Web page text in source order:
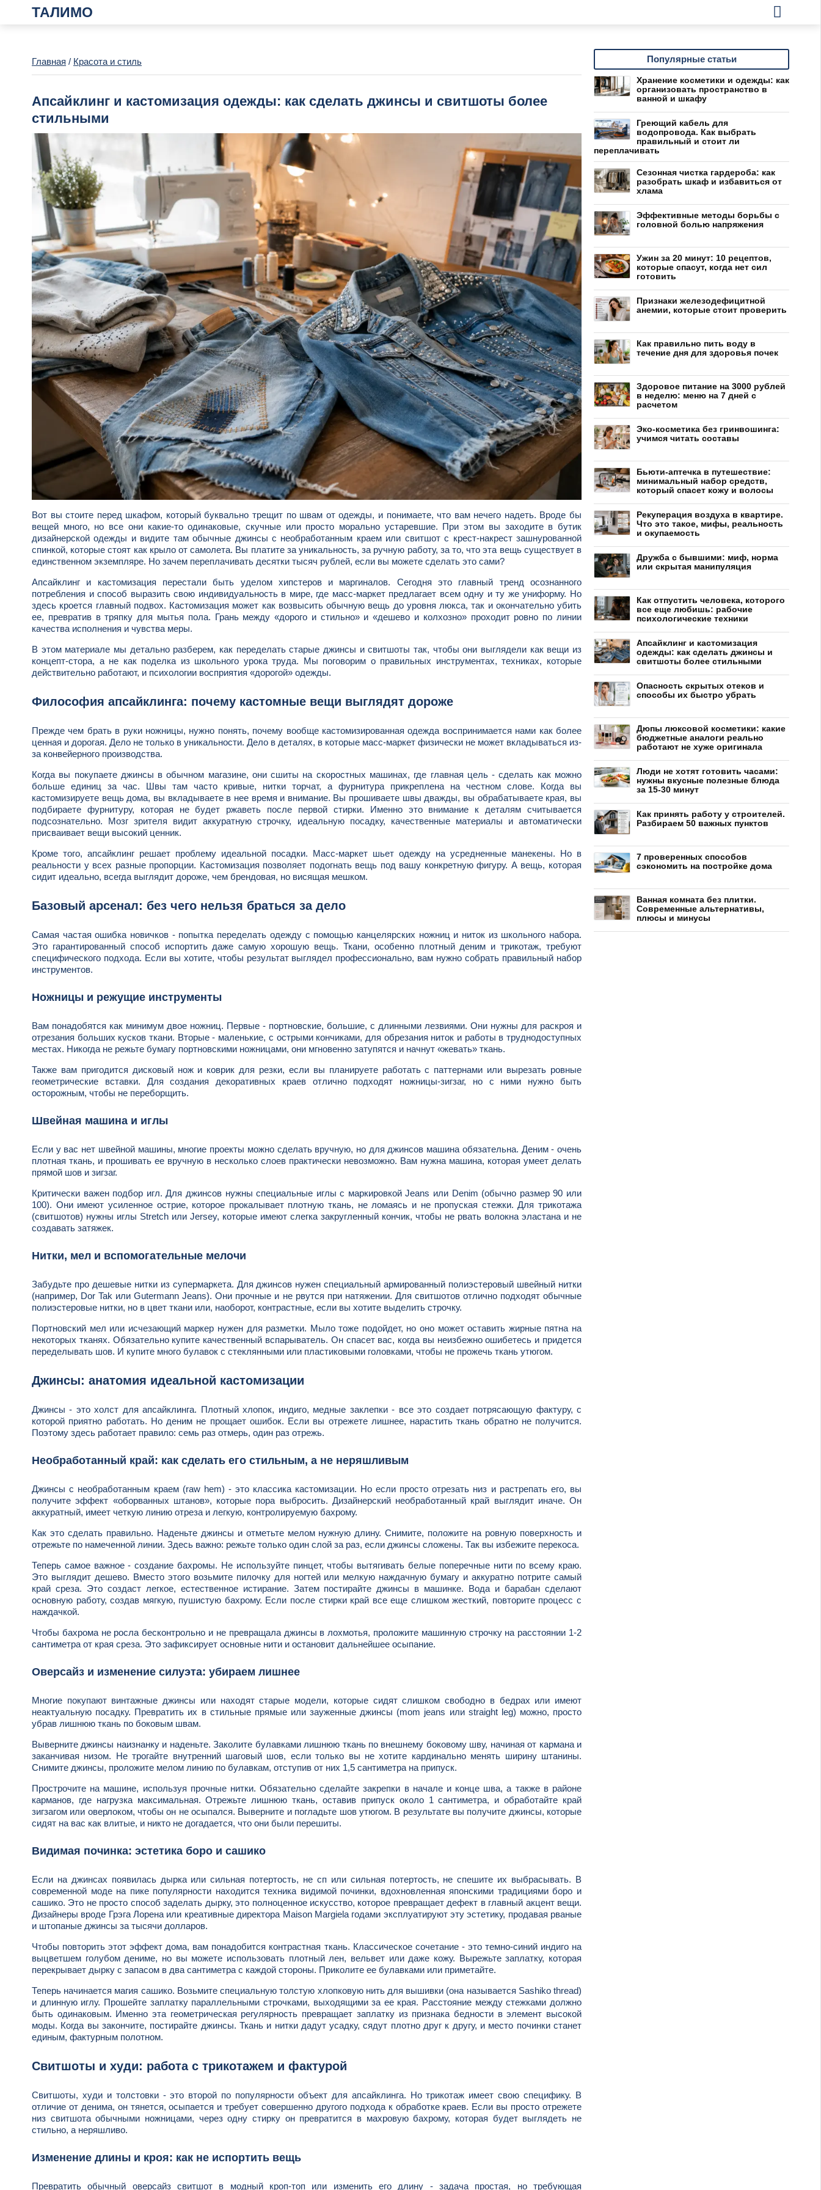
ТАЛИМО
Главная / Красота и стиль
Апсайклинг и кастомизация одежды: как сделать джинсы и свитшоты более
стильными
Вот вы стоите перед шкафом, который буквально трещит по швам от одежды, и понимаете, что вам нечего надеть. Вроде бы
вещей много, но все они какие-то одинаковые, скучные или просто морально устаревшие. При этом вы заходите в бутик
дизайнерской одежды и видите там обычные джинсы с необработанным краем или свитшот с крест-накрест зашнурованной
спинкой, которые стоят как крыло от самолета. Вы платите за уникальность, за ручную работу, за то, что эта вещь существует в
единственном экземпляре. Но зачем переплачивать десятки тысяч рублей, если вы можете сделать это сами?
Апсайклинг и кастомизация перестали быть уделом хипстеров и маргиналов. Сегодня это главный тренд осознанного
потребления и способ выразить свою индивидуальность в мире, где масс-маркет предлагает всем одну и ту же униформу. Но
здесь кроется главный подвох. Кастомизация может как возвысить обычную вещь до уровня люкса, так и окончательно убить
ее, превратив в тряпку для мытья пола. Грань между «дорого и стильно» и «дешево и колхозно» проходит ровно по линии
качества исполнения и чувства меры.
В этом материале мы детально разберем, как переделать старые джинсы и свитшоты так, чтобы они выглядели как вещи из
концепт-стора, а не как поделка из школьного урока труда. Мы поговорим о правильных инструментах, техниках, которые
действительно работают, и психологии восприятия «дорогой» одежды.
Философия апсайклинга: почему кастомные вещи выглядят дороже
Прежде чем брать в руки ножницы, нужно понять, почему вообще кастомизированная одежда воспринимается нами как более
ценная и дорогая. Дело не только в уникальности. Дело в деталях, в которые масс-маркет физически не может вкладываться из-
за конвейерного производства.
Когда вы покупаете джинсы в обычном магазине, они сшиты на скоростных машинах, где главная цель - сделать как можно
больше единиц за час. Швы там часто кривые, нитки торчат, а фурнитура прикреплена на честном слове. Когда вы
кастомизируете вещь дома, вы вкладываете в нее время и внимание. Вы прошиваете швы дважды, вы обрабатываете края, вы
подбираете фурнитуру, которая не будет ржаветь после первой стирки. Именно это внимание к деталям считывается
подсознательно. Мозг зрителя видит аккуратную строчку, идеальную посадку, качественные материалы и автоматически
присваивает вещи высокий ценник.
Кроме того, апсайклинг решает проблему идеальной посадки. Масс-маркет шьет одежду на усредненные манекены. Но в
реальности у всех разные пропорции. Кастомизация позволяет подогнать вещь под вашу конкретную фигуру. А вещь, которая
сидит идеально, всегда выглядит дороже, чем брендовая, но висящая мешком.
Базовый арсенал: без чего нельзя браться за дело
Самая частая ошибка новичков - попытка переделать одежду с помощью канцелярских ножниц и ниток из школьного набора.
Это гарантированный способ испортить даже самую хорошую вещь. Ткани, особенно плотный деним и трикотаж, требуют
специфического подхода. Если вы хотите, чтобы результат выглядел профессионально, вам нужно собрать правильный набор
инструментов.
Ножницы и режущие инструменты
Вам понадобятся как минимум двое ножниц. Первые - портновские, большие, с длинными лезвиями. Они нужны для раскроя и
отрезания больших кусков ткани. Вторые - маленькие, с острыми кончиками, для обрезания ниток и работы в труднодоступных
местах. Никогда не режьте бумагу портновскими ножницами, они мгновенно затупятся и начнут «жевать» ткань.
Также вам пригодится дисковый нож и коврик для резки, если вы планируете работать с паттернами или вырезать ровные
геометрические вставки. Для создания декоративных краев отлично подходят ножницы-зигзаг, но с ними нужно быть
осторожным, чтобы не переборщить.
Швейная машина и иглы
Если у вас нет швейной машины, многие проекты можно сделать вручную, но для джинсов машина обязательна. Деним - очень
плотная ткань, и прошивать ее вручную в несколько слоев практически невозможно. Вам нужна машина, которая умеет делать
прямой шов и зигзаг.
Критически важен подбор игл. Для джинсов нужны специальные иглы с маркировкой Jeans или Denim (обычно размер 90 или
100). Они имеют усиленное острие, которое прокалывает плотную ткань, не ломаясь и не пропуская стежки. Для трикотажа
(свитшотов) нужны иглы Stretch или Jersey, которые имеют слегка закругленный кончик, чтобы не рвать волокна эластана и не
создавать затяжек.
Нитки, мел и вспомогательные мелочи
Забудьте про дешевые нитки из супермаркета. Для джинсов нужен специальный армированный полиэстеровый швейный нитки
(например, Dor Tak или Gutermann Jeans). Они прочные и не рвутся при натяжении. Для свитшотов отлично подходят обычные
полиэстеровые нитки, но в цвет ткани или, наоборот, контрастные, если вы хотите выделить строчку.
Портновский мел или исчезающий маркер нужен для разметки. Мыло тоже подойдет, но оно может оставить жирные пятна на
некоторых тканях. Обязательно купите качественный вспарыватель. Он спасет вас, когда вы неизбежно ошибетесь и придется
переделывать шов. И купите много булавок с стеклянными или пластиковыми головками, чтобы не прожечь ткань утюгом.
Джинсы: анатомия идеальной кастомизации
Джинсы - это холст для апсайклинга. Плотный хлопок, индиго, медные заклепки - все это создает потрясающую фактуру, с
которой приятно работать. Но деним не прощает ошибок. Если вы отрежете лишнее, нарастить ткань обратно не получится.
Поэтому здесь работает правило: семь раз отмерь, один раз отрежь.
Необработанный край: как сделать его стильным, а не неряшливым
Джинсы с необработанным краем (raw hem) - это классика кастомизации. Но если просто отрезать низ и растрепать его, вы
получите эффект «оборванных штанов», которые пора выбросить. Дизайнерский необработанный край выглядит иначе. Он
аккуратный, имеет четкую линию отреза и легкую, контролируемую бахрому.
Как это сделать правильно. Наденьте джинсы и отметьте мелом нужную длину. Снимите, положите на ровную поверхность и
отрежьте по намеченной линии. Здесь важно: режьте только один слой за раз, если джинсы сложены. Так вы избежите перекоса.
Теперь самое важное - создание бахромы. Не используйте пинцет, чтобы вытягивать белые поперечные нити по всему краю.
Это выглядит дешево. Вместо этого возьмите пилочку для ногтей или мелкую наждачную бумагу и аккуратно потрите самый
край среза. Это создаст легкое, естественное истирание. Затем постирайте джинсы в машинке. Вода и барабан сделают
основную работу, создав мягкую, пушистую бахрому. Если после стирки край все еще слишком жесткий, повторите процесс с
наждачкой.
Чтобы бахрома не росла бесконтрольно и не превращала джинсы в лохмотья, проложите машинную строчку на расстоянии 1-2
сантиметра от края среза. Это зафиксирует основные нити и остановит дальнейшее осыпание.
Оверсайз и изменение силуэта: убираем лишнее
Многие покупают винтажные джинсы или находят старые модели, которые сидят слишком свободно в бедрах или имеют
неактуальную посадку. Превратить их в стильные прямые или зауженные джинсы (mom jeans или straight leg) можно, просто
убрав лишнюю ткань по боковым швам.
Выверните джинсы наизнанку и наденьте. Заколите булавками лишнюю ткань по внешнему боковому шву, начиная от кармана и
заканчивая низом. Не трогайте внутренний шаговый шов, если только вы не хотите кардинально менять ширину штанины.
Снимите джинсы, проложите мелом линию по булавкам, отступив от них 1,5 сантиметра на припуск.
Прострочите на машине, используя прочные нитки. Обязательно сделайте закрепки в начале и конце шва, а также в районе
карманов, где нагрузка максимальная. Отрежьте лишнюю ткань, оставив припуск около 1 сантиметра, и обработайте край
зигзагом или оверлоком, чтобы он не осыпался. Выверните и погладьте шов утюгом. В результате вы получите джинсы, которые
сидят на вас как влитые, и никто не догадается, что они были перешиты.
Видимая починка: эстетика боро и сашико
Если на джинсах появилась дырка или сильная потертость, не сп или сильная потертость, не спешите их выбрасывать. В
современной моде на пике популярности находится техника видимой починки, вдохновленная японскими традициями боро и
сашико. Это не просто способ заделать дырку, это полноценное искусство, которое превращает дефект в главный акцент вещи.
Дизайнеры вроде Грэга Лорена или креативные директора Maison Margiela годами эксплуатируют эту эстетику, продавая рваные
и штопаные джинсы за тысячи долларов.
Чтобы повторить этот эффект дома, вам понадобится контрастная ткань. Классическое сочетание - это темно-синий индиго на
выцветшем голубом дениме, но вы можете использовать плотный лен, вельвет или даже кожу. Вырежьте заплатку, которая
перекрывает дырку с запасом в два сантиметра с каждой стороны. Приколите ее булавками или приметайте.
Теперь начинается магия сашико. Возьмите специальную толстую хлопковую нить для вышивки (она называется Sashiko thread)
и длинную иглу. Прошейте заплатку параллельными строчками, выходящими за ее края. Расстояние между стежками должно
быть одинаковым. Именно эта геометрическая регулярность превращает заплатку из признака бедности в элемент высокой
моды. Когда вы закончите, постирайте джинсы. Ткань и нитки дадут усадку, сядут плотно друг к другу, и место починки станет
единым, фактурным полотном.
Свитшоты и худи: работа с трикотажем и фактурой
Свитшоты, худи и толстовки - это второй по популярности объект для апсайклинга. Но трикотаж имеет свою специфику. В
отличие от денима, он тянется, осыпается и требует совершенно другого подхода к обработке краев. Если вы просто отрежете
низ свитшота обычными ножницами, через одну стирку он превратится в махровую бахрому, которая будет выглядеть не
стильно, а неряшливо.
Изменение длины и кроя: как не испортить вещь
Превратить обычный оверсайз свитшот в модный кроп-топ или изменить его длину - задача простая, но требующая
Популярные статьи
Хранение косметики и одежды: как
организовать пространство в
ванной и шкафу
Греющий кабель для
водопровода. Как выбрать
правильный и стоит ли
переплачивать
Сезонная чистка гардероба: как
разобрать шкаф и избавиться от
хлама
Эффективные методы борьбы с
головной болью напряжения
Ужин за 20 минут: 10 рецептов,
которые спасут, когда нет сил
готовить
Признаки железодефицитной
анемии, которые стоит проверить
Как правильно пить воду в
течение дня для здоровья почек
Здоровое питание на 3000 рублей
в неделю: меню на 7 дней с
расчетом
Эко-косметика без гринвошинга:
учимся читать составы
Бьюти-аптечка в путешествие:
минимальный набор средств,
который спасет кожу и волосы
Рекуперация воздуха в квартире.
Что это такое, мифы, реальность
и окупаемость
Дружба с бывшими: миф, норма
или скрытая манипуляция
Как отпустить человека, которого
все еще любишь: рабочие
психологические техники
Апсайклинг и кастомизация
одежды: как сделать джинсы и
свитшоты более стильными
Опасность скрытых отеков и
способы их быстро убрать
Дюпы люксовой косметики: какие
бюджетные аналоги реально
работают не хуже оригинала
Люди не хотят готовить часами:
нужны вкусные полезные блюда
за 15-30 минут
Как принять работу у строителей.
Разбираем 50 важных пунктов
7 проверенных способов
сэкономить на постройке дома
Ванная комната без плитки.
Современные альтернативы,
плюсы и минусы